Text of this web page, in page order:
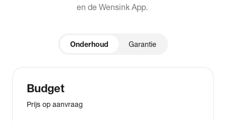
en de Wensink App.
Onderhoud Garantie
Budget
Prijs op aanvraag